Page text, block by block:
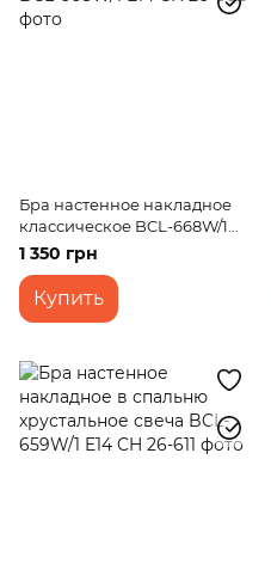
Бра настенное накладное
классическое BCL-668W/1
E14 CH
1 350 грн
Купить